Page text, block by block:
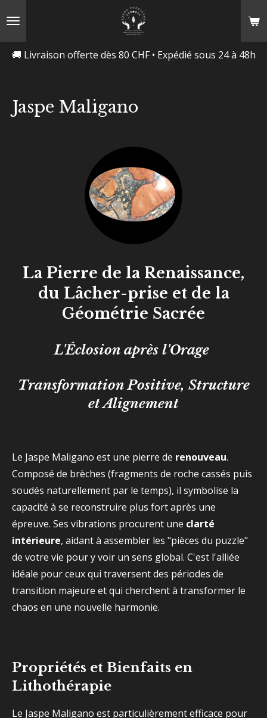
🚚 Livraison offerte dès 80 CHF • Expédié sous 24 à 48h
Jaspe Maligano
La Pierre de la Renaissance,
du Lâcher-prise et de la
Géométrie Sacrée
L'Éclosion après l'Orage
Transformation Positive, Structure
et Alignement
Le Jaspe Maligano est une pierre de renouveau.
Composé de brèches (fragments de roche cassés puis
soudés naturellement par le temps), il symbolise la
capacité à se reconstruire plus fort après une
épreuve. Ses vibrations procurent une clarté
intérieure, aidant à assembler les "pièces du puzzle"
de votre vie pour y voir un sens global. C'est l'alliée
idéale pour ceux qui traversent des périodes de
transition majeure et qui cherchent à transformer le
chaos en une nouvelle harmonie.
Propriétés et Bienfaits en
Lithothérapie
Le Jaspe Maligano est particulièrement efficace pour